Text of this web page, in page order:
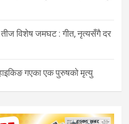
तीज विशेष जमघट : गीत, नृत्यसँगै दर
गएका एक पुरुषको मृत्यु